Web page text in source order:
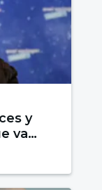
y
va